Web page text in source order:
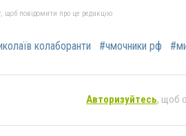
щоб повідомити про це редакцію
колаборанти #чмочники рф
Авторизуйтесь, щоб